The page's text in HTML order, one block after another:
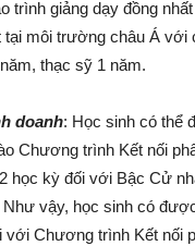
trình giảng dạy đồng
tại môi trường châu Á
thạc sỹ 1 năm.
doanh: Học sinh có thể
Chương trình Kết nối
học kỳ đối với Bậc Cử
vậy, học sinh có
Chương trình Kết nối